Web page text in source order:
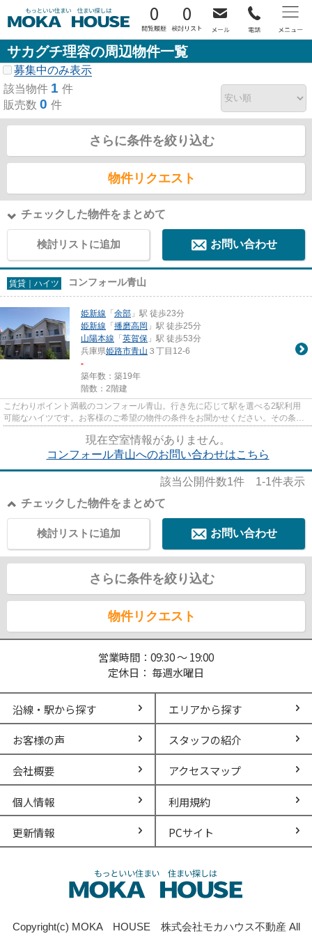
0 0
サカグチ理容の周辺物件一覧
募集中のみ表示
該当物件 1 件
販売数 0 件
さらに条件を絞り込む
物件リクエスト
チェックした物件をまとめて
検討リストに追加 お問い合わせ
賃貸｜ハイツ コンフォール青山
姫新線 「余部 」駅 徒歩23分
姫新線 「播磨高岡 」駅 徒歩25分
山陽本線 「英賀保 」駅 徒歩53分
兵庫県姫路市青山 ３丁目12-6
-
築年数：築19年
階数：2階建
こだわりポイント満載のコンフォール青山。行き先に応じて駅を選べる2駅利用
可能なハイツです。お客様のご希望の物件の条件をお聞かせください。その条件
に合った物件を私たちスタッフ...
現在空室情報がありません。
コンフォール青山へのお問い合わせはこちら
該当公開件数1件 1-1件表示
チェックした物件をまとめて
お問い合わせ
検討リストに追加
さらに条件を絞り込む
物件リクエスト
営業時間：09:30 ～ 19:00
定休日： 毎週水曜日
沿線・駅から探す エリアから探す
お客様の声 スタッフの紹介
会社概要 アクセスマップ
個人情報 利用規約
更新情報 PCサイト
Copyright(c) MOKA HOUSE 株式会社モカハウス不動産 All